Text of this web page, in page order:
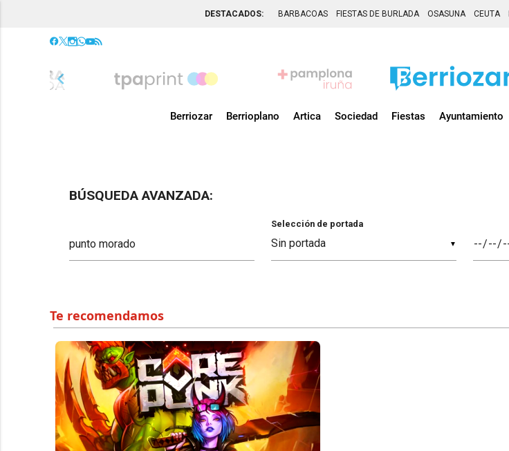
DESTACADOS: BARBACOAS FIESTAS DE BURLADA OSASUNA CEUTA
chevron_left
Berriozar Berrioplano Artica Sociedad Fiestas Ayuntamiento
BÚSQUEDA AVANZADA:
▼
Selección de portada